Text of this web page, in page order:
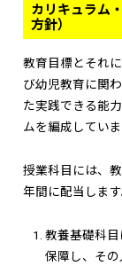
カリキュラム
方針）
教育目標とそれ
び幼児教育に関
た実践できる能
ムを編成していま
授業科目には、
年間に配当します
教養基礎科目
保障し、そ